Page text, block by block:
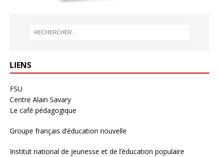
LIENS
FSU
Centre Alain Savary
Le café pédagogique
Groupe français d’éducation nouvelle
Institut national de jeunesse et de l’éducation populaire